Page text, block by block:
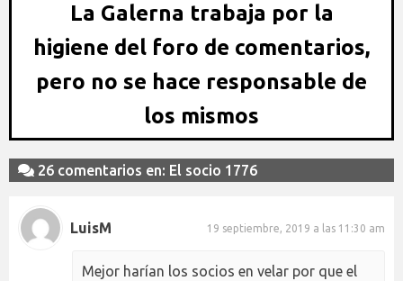
La Galerna trabaja por la
higiene del foro de comentarios,
pero no se hace responsable de
los mismos
26 comentarios en: El socio 1776
LuisM 19 septiembre, 2019 a las 11:30 am
Mejor harían los socios en velar por que el